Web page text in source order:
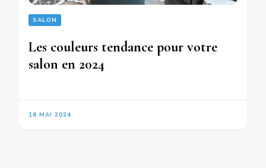
SALON
Les couleurs tendance pour votre
salon en 2024
18 MAI 2024